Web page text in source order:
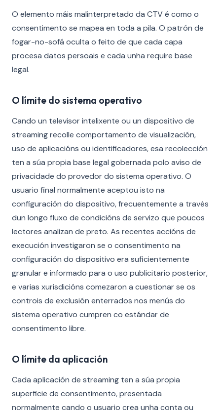
O elemento máis malinterpretado da CTV é como o
consentimento se mapea en toda a pila. O patrón de
fogar-no-sofá oculta o feito de que cada capa
procesa datos persoais e cada unha require base
legal.
O límite do sistema operativo
Cando un televisor intelixente ou un dispositivo de
streaming recolle comportamento de visualización,
uso de aplicacións ou identificadores, esa recolección
ten a súa propia base legal gobernada polo aviso de
privacidade do provedor do sistema operativo. O
usuario final normalmente aceptou isto na
configuración do dispositivo, frecuentemente a través
dun longo fluxo de condicións de servizo que poucos
lectores analizan de preto. As recentes accións de
execución investigaron se o consentimento na
configuración do dispositivo era suficientemente
granular e informado para o uso publicitario posterior,
e varias xurisdicións comezaron a cuestionar se os
controis de exclusión enterrados nos menús do
sistema operativo cumpren co estándar de
consentimento libre.
O límite da aplicación
Cada aplicación de streaming ten a súa propia
superficie de consentimento, presentada
normalmente cando o usuario crea unha conta ou